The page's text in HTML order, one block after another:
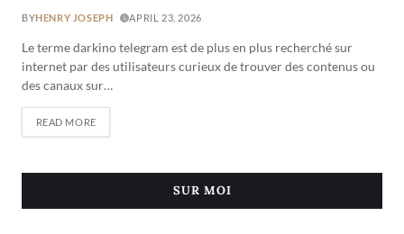
BYHENRY JOSEPH APRIL 23, 2026
Le terme darkino telegram est de plus en plus recherché sur
internet par des utilisateurs curieux de trouver des contenus ou
des canaux sur…
READ MORE
SUR MOI